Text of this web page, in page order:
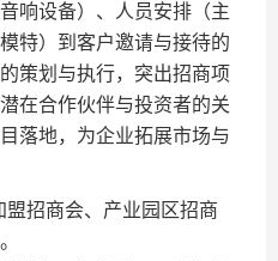
响设备）、人员安排（主
特）到客户邀请与接待的
策划与执行，突出招商项
在合作伙伴与投资者的关
落地，为企业拓展市场与
盟招商会、产业园区招商